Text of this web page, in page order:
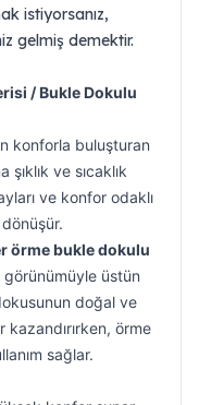
istiyorsanız,
gelmiş demektir.
/ Bukle Dokulu
konforla buluşturan
ve sıcaklık
ve konfor odaklı
örme bukle dokulu
üstün
doğal ve
örme
sağlar.